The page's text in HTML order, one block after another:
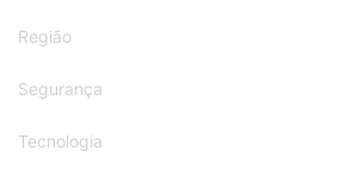
Região
Segurança
Tecnologia